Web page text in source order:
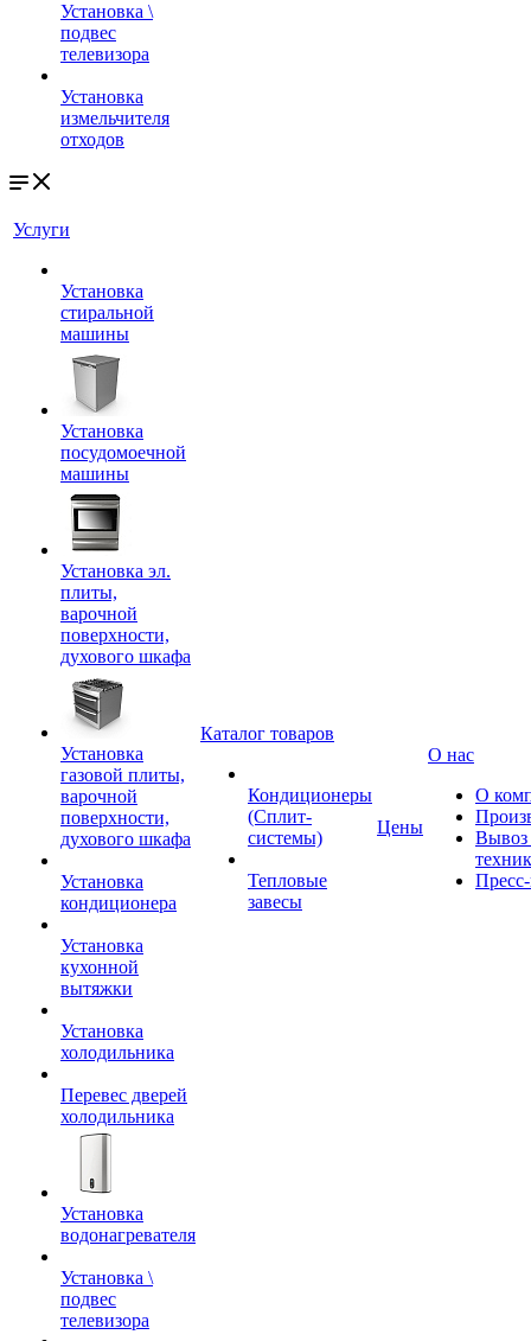
Установка \
подвес
телевизора
Установка
измельчителя
отходов
Услуги
Установка
стиральной
машины
Установка
посудомоечной
машины
Установка эл.
плиты,
варочной
поверхности,
духового шкафа
Установка
газовой плиты,
варочной
поверхности,
духового шкафа
Установка
кондиционера
Установка
кухонной
вытяжки
Установка
холодильника
Перевес дверей
холодильника
Установка
водонагревателя
Установка \
подвес
телевизора
Каталог товаров
Кондиционеры
(Сплит-
системы)
Тепловые
завесы
Цены
О нас
О
Вывоз